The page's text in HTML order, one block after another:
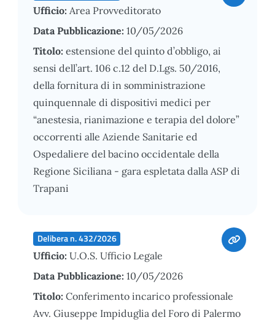
Ufficio: Area Provveditorato
Data Pubblicazione: 10/05/2026
Titolo: estensione del quinto d’obbligo, ai
sensi dell’art. 106 c.12 del D.Lgs. 50/2016,
della fornitura di in somministrazione
quinquennale di dispositivi medici per
“anestesia, rianimazione e terapia del dolore”
occorrenti alle Aziende Sanitarie ed
Ospedaliere del bacino occidentale della
Regione Siciliana - gara espletata dalla ASP di
Trapani
Delibera n. 432/2026
Ufficio: U.O.S. Ufficio Legale
Data Pubblicazione: 10/05/2026
Titolo: Conferimento incarico professionale
Avv. Giuseppe Impiduglia del Foro di Palermo